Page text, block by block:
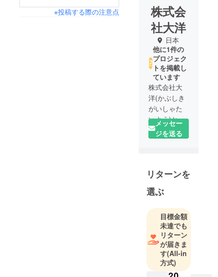
※投稿する際の注意点
株式会
社大洋
日本
他に1件の
プロジェク
トを掲載し
ています
株式会社大
洋(かぶしき
がいしゃた
いよう)と申
します。長
年、旅行用
ましたが、
なった今、
る生活の中
の癒しを提
供すべく、
プロジェク
トに挑戦し
ています。
メッセー
ジを送る
リターンを
選ぶ
目標金額
未達でも
リターン
が届きま
す(All-in
方式)